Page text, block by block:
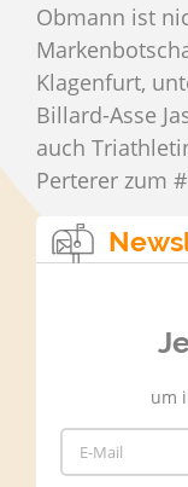
Obmann ist
Klagenfurt,
Billard-Asse
auch
Perterer zum
um
E-Mail